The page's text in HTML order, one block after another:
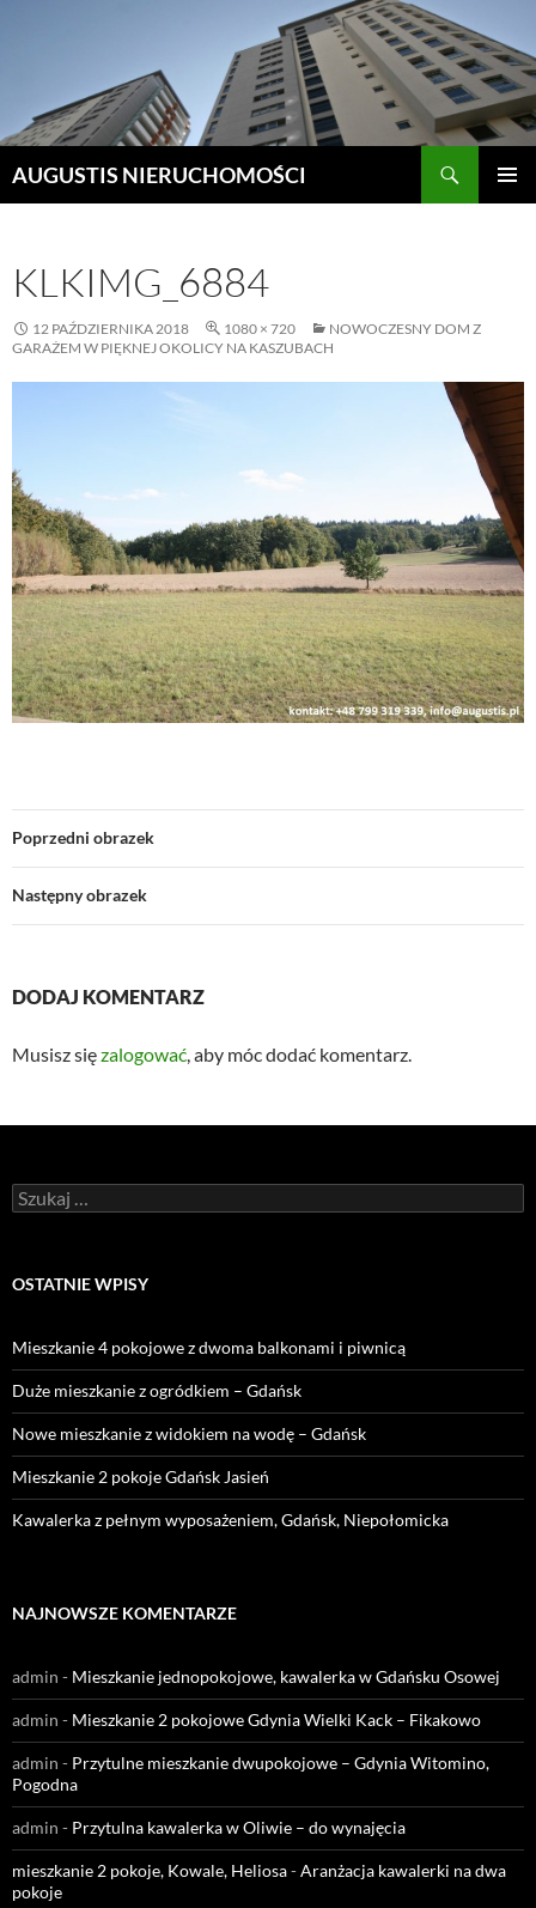
AUGUSTIS NIERUCHOMOŚCI
KLKIMG_6884
12 PAŹDZIERNIKA 2018 1080 × 720
NOWOCZESNY DOM Z
GARAŻEM W PIĘKNEJ OKOLICY NA KASZUBACH
Poprzedni obrazek
Następny obrazek
DODAJ KOMENTARZ
Musisz sięzalogować, aby móc dodać komentarz.
Szukaj:
OSTATNIE WPISY
Mieszkanie 4 pokojowe z dwoma balkonami i piwnicą
Duże mieszkanie z ogródkiem – Gdańsk
Nowe mieszkanie z widokiem na wodę – Gdańsk
Mieszkanie 2 pokoje Gdańsk Jasień
Kawalerka z pełnym wyposażeniem, Gdańsk, Niepołomicka
NAJNOWSZE KOMENTARZE
admin - Mieszkanie jednopokojowe, kawalerka w Gdańsku Osowej
admin - Mieszkanie 2 pokojowe Gdynia Wielki Kack – Fikakowo
admin - Przytulne mieszkanie dwupokojowe – Gdynia Witomino,
Pogodna
admin - Przytulna kawalerka w Oliwie – do wynajęcia
mieszkanie 2 pokoje, Kowale, Heliosa-Aranżacja kawalerki na dwa
pokoje